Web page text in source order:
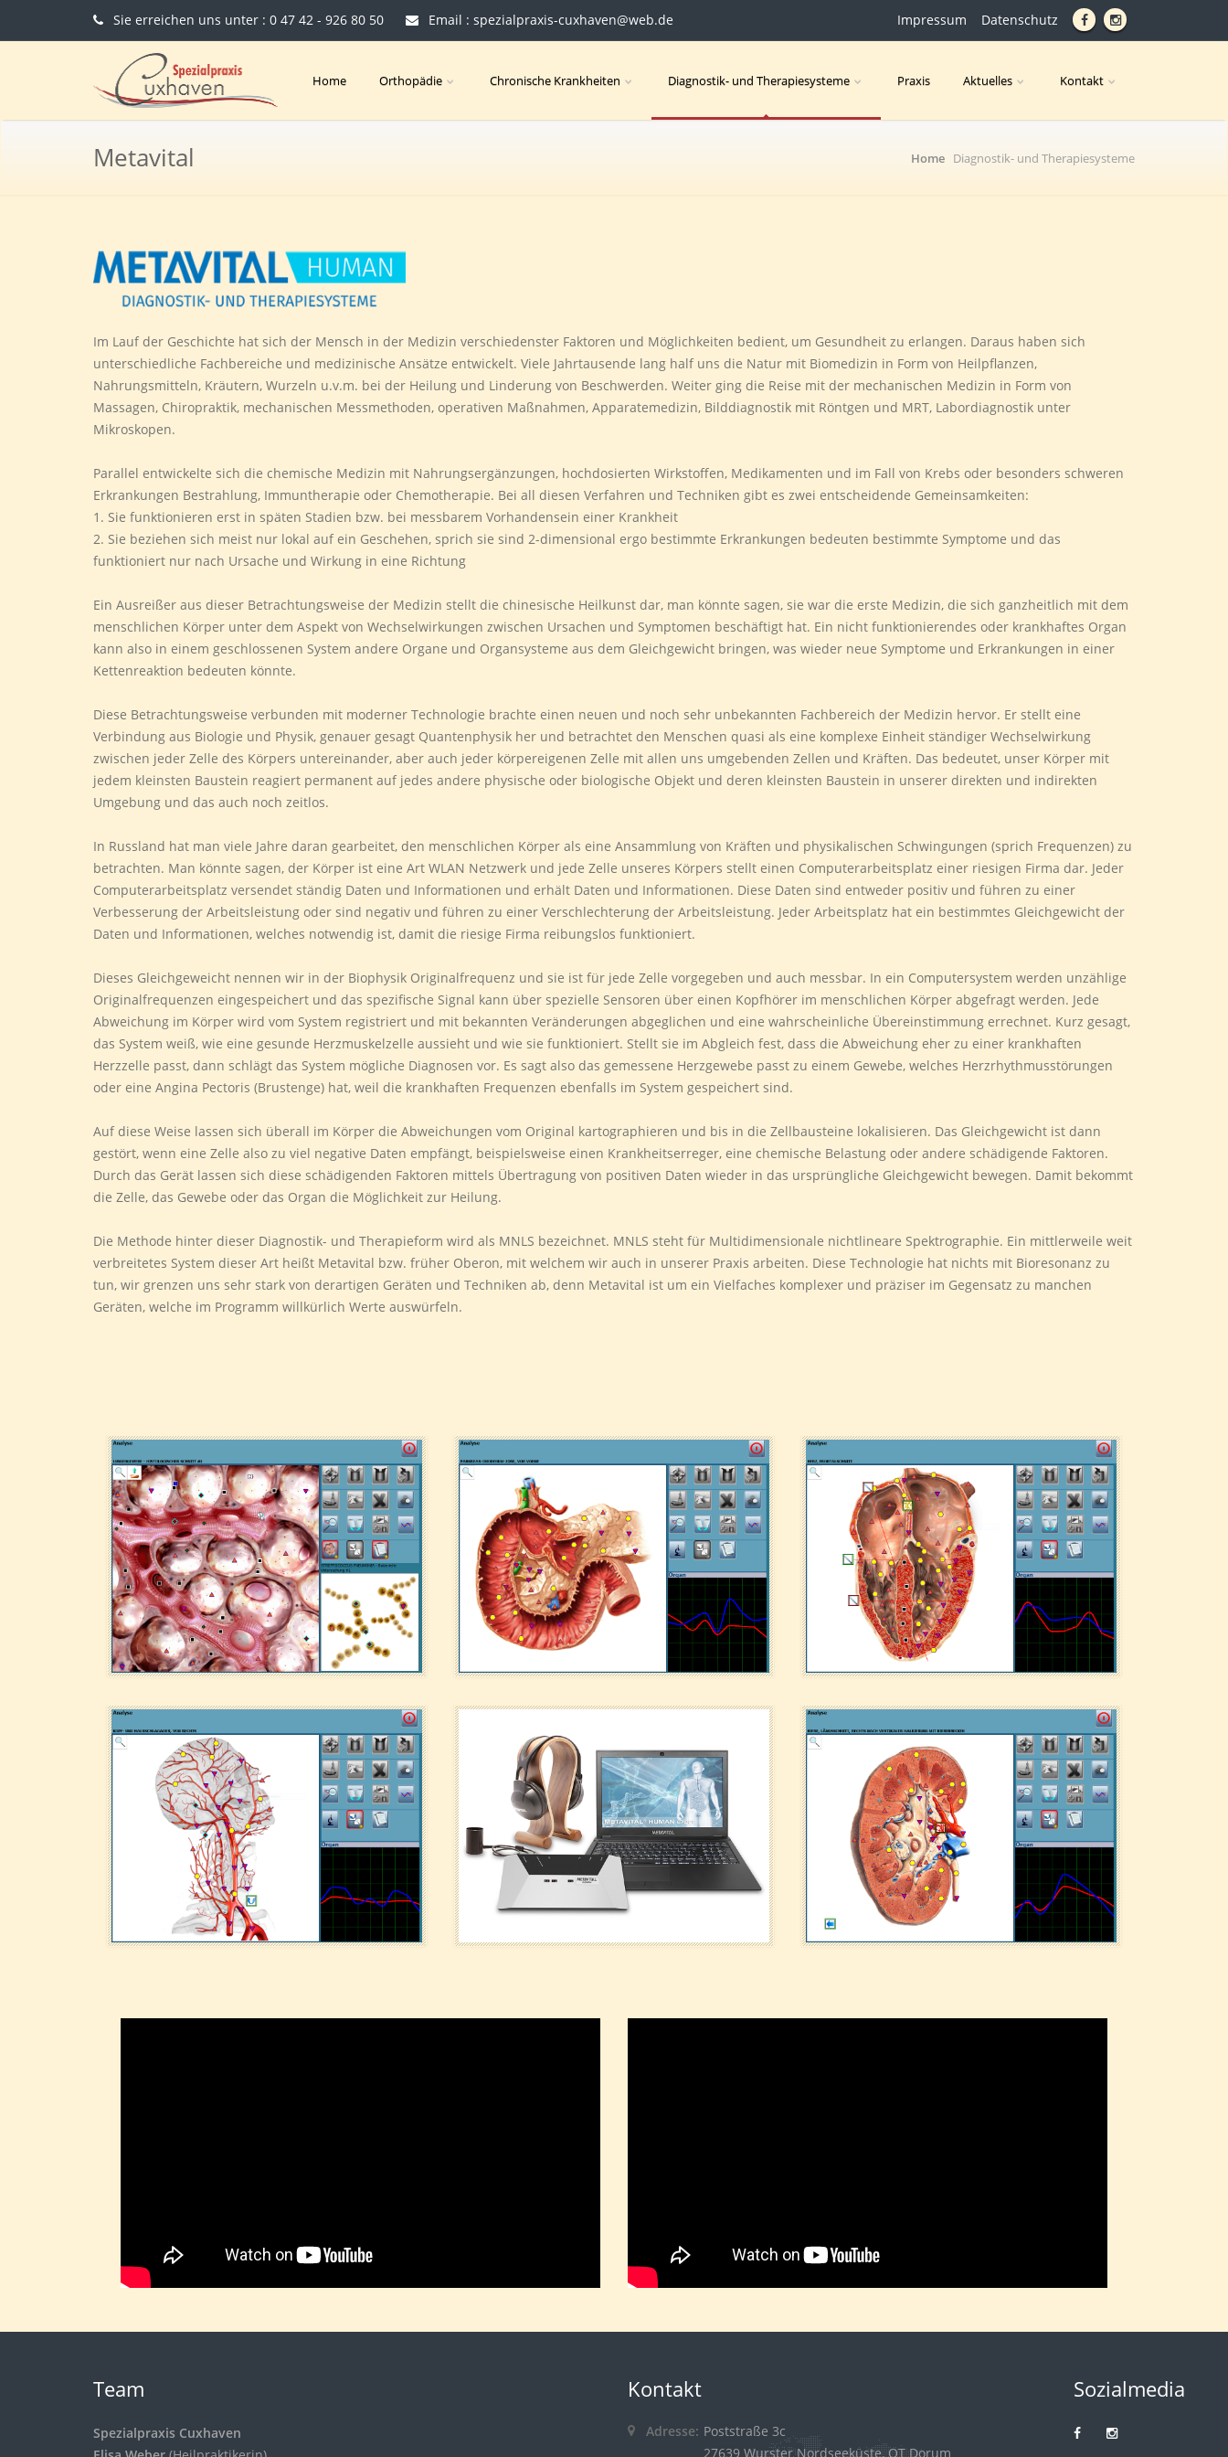
Sie erreichen uns unter : 0 47 42 - 926 80 50 Email : spezialpraxis-cuxhaven@web.de Impressum Datenschutz
Home Orthopädie Chronische Krankheiten Diagnostik- und Therapiesysteme Praxis Aktuelles Kontakt
Metavital Home Diagnostik- und Therapiesysteme
Im Lauf der Geschichte hat sich der Mensch in der Medizin verschiedenster Faktoren und Möglichkeiten bedient, um Gesundheit zu erlangen. Daraus haben sich
unterschiedliche Fachbereiche und medizinische Ansätze entwickelt. Viele Jahrtausende lang half uns die Natur mit Biomedizin in Form von Heilpflanzen,
Nahrungsmitteln, Kräutern, Wurzeln u.v.m. bei der Heilung und Linderung von Beschwerden. Weiter ging die Reise mit der mechanischen Medizin in Form von
Massagen, Chiropraktik, mechanischen Messmethoden, operativen Maßnahmen, Apparatemedizin, Bilddiagnostik mit Röntgen und MRT, Labordiagnostik unter
Mikroskopen.
Parallel entwickelte sich die chemische Medizin mit Nahrungsergänzungen, hochdosierten Wirkstoffen, Medikamenten und im Fall von Krebs oder besonders schweren
Erkrankungen Bestrahlung, Immuntherapie oder Chemotherapie. Bei all diesen Verfahren und Techniken gibt es zwei entscheidende Gemeinsamkeiten:
1. Sie funktionieren erst in späten Stadien bzw. bei messbarem Vorhandensein einer Krankheit
2. Sie beziehen sich meist nur lokal auf ein Geschehen, sprich sie sind 2-dimensional ergo bestimmte Erkrankungen bedeuten bestimmte Symptome und das
funktioniert nur nach Ursache und Wirkung in eine Richtung
Ein Ausreißer aus dieser Betrachtungsweise der Medizin stellt die chinesische Heilkunst dar, man könnte sagen, sie war die erste Medizin, die sich ganzheitlich mit dem
menschlichen Körper unter dem Aspekt von Wechselwirkungen zwischen Ursachen und Symptomen beschäftigt hat. Ein nicht funktionierendes oder krankhaftes Organ
kann also in einem geschlossenen System andere Organe und Organsysteme aus dem Gleichgewicht bringen, was wieder neue Symptome und Erkrankungen in einer
Kettenreaktion bedeuten könnte.
Diese Betrachtungsweise verbunden mit moderner Technologie brachte einen neuen und noch sehr unbekannten Fachbereich der Medizin hervor. Er stellt eine
Verbindung aus Biologie und Physik, genauer gesagt Quantenphysik her und betrachtet den Menschen quasi als eine komplexe Einheit ständiger Wechselwirkung
zwischen jeder Zelle des Körpers untereinander, aber auch jeder körpereigenen Zelle mit allen uns umgebenden Zellen und Kräften. Das bedeutet, unser Körper mit
jedem kleinsten Baustein reagiert permanent auf jedes andere physische oder biologische Objekt und deren kleinsten Baustein in unserer direkten und indirekten
Umgebung und das auch noch zeitlos.
In Russland hat man viele Jahre daran gearbeitet, den menschlichen Körper als eine Ansammlung von Kräften und physikalischen Schwingungen (sprich Frequenzen) zu
betrachten. Man könnte sagen, der Körper ist eine Art WLAN Netzwerk und jede Zelle unseres Körpers stellt einen Computerarbeitsplatz einer riesigen Firma dar. Jeder
Computerarbeitsplatz versendet ständig Daten und Informationen und erhält Daten und Informationen. Diese Daten sind entweder positiv und führen zu einer
Verbesserung der Arbeitsleistung oder sind negativ und führen zu einer Verschlechterung der Arbeitsleistung. Jeder Arbeitsplatz hat ein bestimmtes Gleichgewicht der
Daten und Informationen, welches notwendig ist, damit die riesige Firma reibungslos funktioniert.
Dieses Gleichgeweicht nennen wir in der Biophysik Originalfrequenz und sie ist für jede Zelle vorgegeben und auch messbar. In ein Computersystem werden unzählige
Originalfrequenzen eingespeichert und das spezifische Signal kann über spezielle Sensoren über einen Kopfhörer im menschlichen Körper abgefragt werden. Jede
Abweichung im Körper wird vom System registriert und mit bekannten Veränderungen abgeglichen und eine wahrscheinliche Übereinstimmung errechnet. Kurz gesagt,
das System weiß, wie eine gesunde Herzmuskelzelle aussieht und wie sie funktioniert. Stellt sie im Abgleich fest, dass die Abweichung eher zu einer krankhaften
Herzzelle passt, dann schlägt das System mögliche Diagnosen vor. Es sagt also das gemessene Herzgewebe passt zu einem Gewebe, welches Herzrhythmusstörungen
oder eine Angina Pectoris (Brustenge) hat, weil die krankhaften Frequenzen ebenfalls im System gespeichert sind.
Auf diese Weise lassen sich überall im Körper die Abweichungen vom Original kartographieren und bis in die Zellbausteine lokalisieren. Das Gleichgewicht ist dann
gestört, wenn eine Zelle also zu viel negative Daten empfängt, beispielsweise einen Krankheitserreger, eine chemische Belastung oder andere schädigende Faktoren.
Durch das Gerät lassen sich diese schädigenden Faktoren mittels Übertragung von positiven Daten wieder in das ursprüngliche Gleichgewicht bewegen. Damit bekommt
die Zelle, das Gewebe oder das Organ die Möglichkeit zur Heilung.
Die Methode hinter dieser Diagnostik- und Therapieform wird als MNLS bezeichnet. MNLS steht für Multidimensionale nichtlineare Spektrographie. Ein mittlerweile weit
verbreitetes System dieser Art heißt Metavital bzw. früher Oberon, mit welchem wir auch in unserer Praxis arbeiten. Diese Technologie hat nichts mit Bioresonanz zu
tun, wir grenzen uns sehr stark von derartigen Geräten und Techniken ab, denn Metavital ist um ein Vielfaches komplexer und präziser im Gegensatz zu manchen
Geräten, welche im Programm willkürlich Werte auswürfeln.
Team
Spezialpraxis Cuxhaven
Kontakt
Adresse: Poststraße 3c
27639 Wurster Nordseeküste, OT Dorum
Sozialmedia